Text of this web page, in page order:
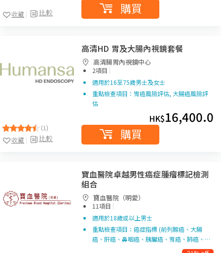
比較
收藏 購買
(1)
比較
收藏
高清HD 胃及大腸內視鏡套餐
高清腸胃內視鏡中心
2項目 |
適用於16至75歲男士及女士
重點檢查項目：胃癌風險評估, 大腸癌風險評
估
HK$16,400.0
購買
寶血醫院卓越男性癌症腫瘤標記檢測
組合
寶血醫院（明愛）
11項目 |
適用於18歲或以上男士
重點檢查項目：癌症指標 (前列腺癌、大腸
癌、肝癌、鼻咽癌、胰臟癌、胃癌、肺癌、…